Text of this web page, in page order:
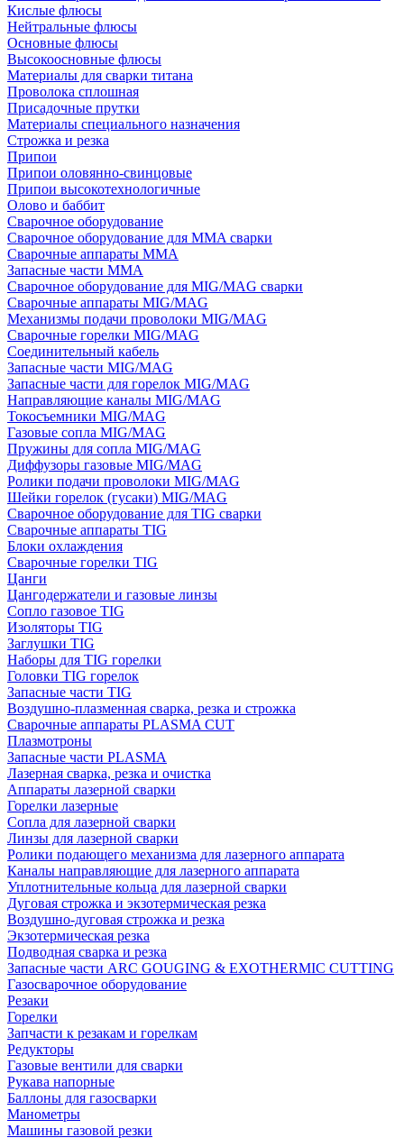
Кислые флюсы
Нейтральные флюсы
Основные флюсы
Высокоосновные флюсы
Материалы для сварки титана
Проволока сплошная
Присадочные прутки
Материалы специального назначения
Строжка и резка
Припои
Припои оловянно-свинцовые
Припои высокотехнологичные
Олово и баббит
Сварочное оборудование
Сварочное оборудование для MMA сварки
Сварочные аппараты MMA
Запасные части MMA
Сварочное оборудование для MIG/MAG сварки
Сварочные аппараты MIG/MAG
Механизмы подачи проволоки MIG/MAG
Сварочные горелки MIG/MAG
Соединительный кабель
Запасные части MIG/MAG
Запасные части для горелок MIG/MAG
Направляющие каналы MIG/MAG
Токосъемники MIG/MAG
Газовые сопла MIG/MAG
Пружины для сопла MIG/MAG
Диффузоры газовые MIG/MAG
Ролики подачи проволоки MIG/MAG
Шейки горелок (гусаки) MIG/MAG
Сварочное оборудование для TIG сварки
Сварочные аппараты TIG
Блоки охлаждения
Сварочные горелки TIG
Цанги
Цангодержатели и газовые линзы
Сопло газовое TIG
Изоляторы TIG
Заглушки TIG
Наборы для TIG горелки
Головки TIG горелок
Запасные части TIG
Воздушно-плазменная сварка, резка и строжка
Сварочные аппараты PLASMA CUT
Плазмотроны
Запасные части PLASMA
Лазерная сварка, резка и очистка
Аппараты лазерной сварки
Горелки лазерные
Сопла для лазерной сварки
Линзы для лазерной сварки
Ролики подающего механизма для лазерного аппарата
Каналы направляющие для лазерного аппарата
Уплотнительные кольца для лазерной сварки
Дуговая строжка и экзотермическая резка
Воздушно-дуговая строжка и резка
Экзотермическая резка
Подводная сварка и резка
Запасные части ARC GOUGING & EXOTHERMIC CUTTING
Газосварочное оборудование
Резаки
Горелки
Запчасти к резакам и горелкам
Редукторы
Газовые вентили для сварки
Рукава напорные
Баллоны для газосварки
Манометры
Машины газовой резки